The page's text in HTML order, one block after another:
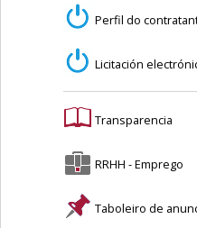
Perfil do
Licitación
Transparencia
RRHH - Emprego
Taboleiro de